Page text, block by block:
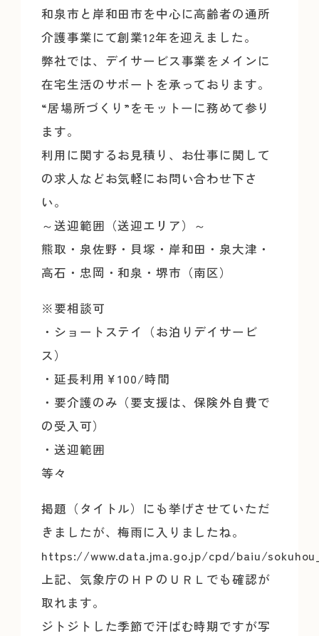
和泉市と岸和田市を中心に高齢者の通所
介護事業にて創業12年を迎えました。
弊社では、 デイサービス事業をメインに
在宅生活のサポートを承っております。
“居場所づくり”をモットーに務めて参り
ます。
利用に関するお見積り、 お仕事に関して
の求人などお気軽にお問い合わせ下さ
い。
～送迎範囲（送迎エリア）～
熊取・泉佐野・貝塚・岸和田・泉大津・
高石・忠岡・和泉・堺市（南区）
※要相談可
・ショートステイ（お泊りデイサービ
ス）
・延長利用￥100/時間
・要介護のみ（要支援は、保険外自費で
の受入可）
・送迎範囲
等々
掲題（タイトル）にも挙げさせていただ
きましたが、梅雨に入りましたね。
https://www.data.jma.go.jp/cpd/baiu/
上記、気象庁のＨＰのＵＲＬでも確認が
取れます。
ジトジトした季節で汗ばむ時期ですが写